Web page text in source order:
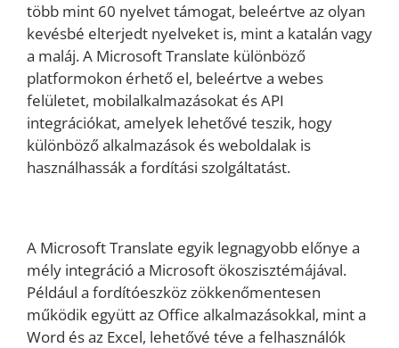
több mint 60 nyelvet támogat, beleértve az olyan
kevésbé elterjedt nyelveket is, mint a katalán vagy
a maláj. A Microsoft Translate különböző
platformokon érhető el, beleértve a webes
felületet, mobilalkalmazásokat és API
integrációkat, amelyek lehetővé teszik, hogy
különböző alkalmazások és weboldalak is
használhassák a fordítási szolgáltatást.
A Microsoft Translate egyik legnagyobb előnye a
mély integráció a Microsoft ökoszisztémájával.
Például a fordítóeszköz zökkenőmentesen
működik együtt az Office alkalmazásokkal, mint a
Word és az Excel, lehetővé téve a felhasználók